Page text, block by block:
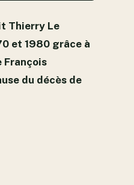
Thierry Le
et 1980 grâce à
François
du décès de